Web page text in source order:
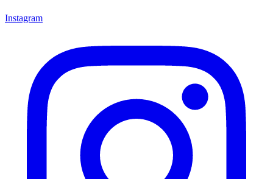
Instagram